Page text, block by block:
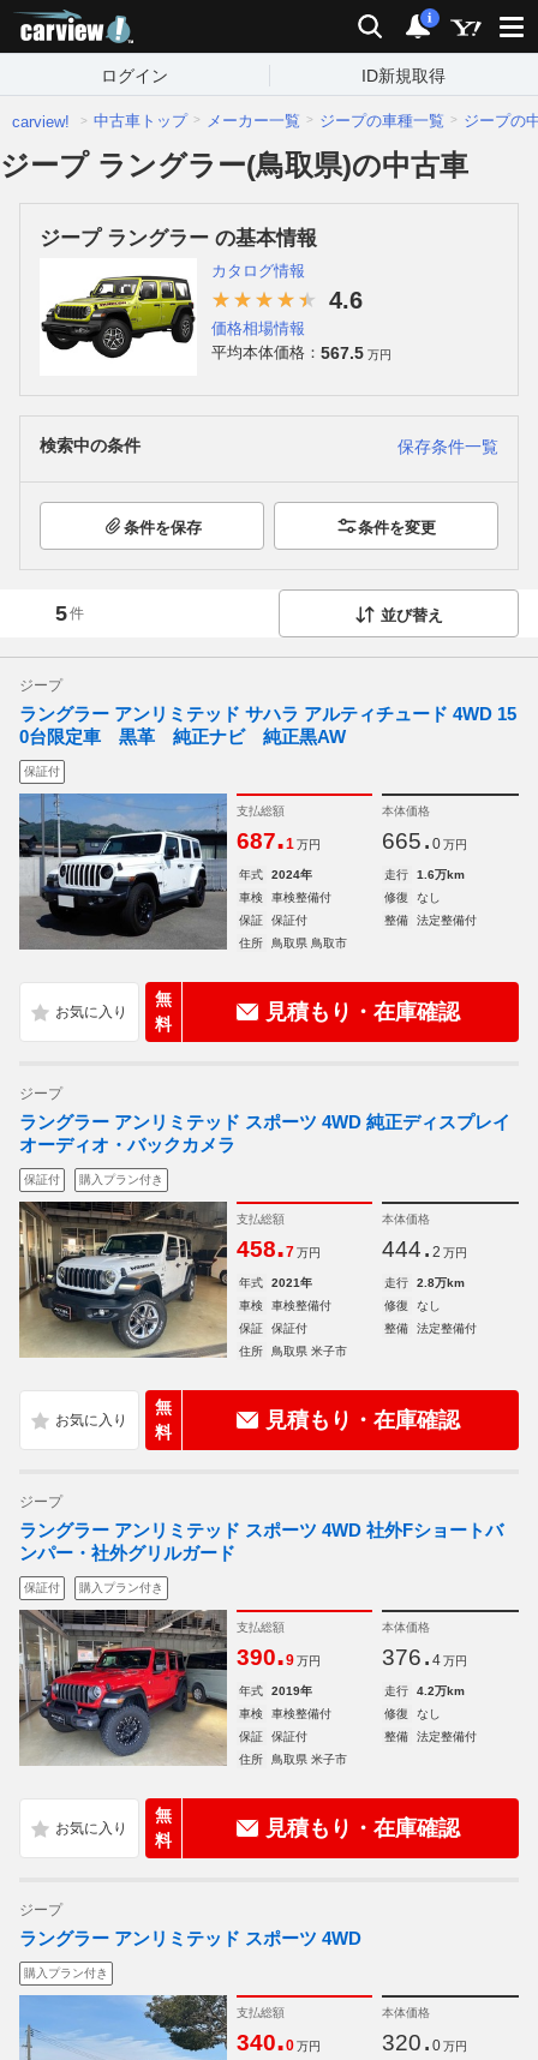
検索 通知
i
ログイン ID新規取得
carview! 中古車トップ メーカー一覧 ジープの車種一覧 ジープの
ジープ ラングラー(鳥取県)の中古車
ジープ ラングラー の基本情報
カタログ情報
4.6
価格相場情報
平均本体価格： 567.5 万円
検索中の条件 保存条件一覧
条件を保存 条件を変更
5件 並び替え
ジープ
ラングラー アンリミテッド サハラ アルティチュード 4WD 15
0台限定車 黒革 純正ナビ 純正黒AW
保証付
支払総額
687.1 万円
本体価格
665. 0 万円
年式 2024年 走行
1.6万km
車検
車検整備付 修復
なし
保証
保証付 整備
法定整備付
住所
鳥取県 鳥取市
無
料
見積もり・在庫確認
ジープ
ラングラー アンリミテッド スポーツ 4WD 純正ディスプレイ
オーディオ・バックカメラ
保証付 購入プラン付き
支払総額
458.7 万円
本体価格
444. 2 万円
年式 2021年 走行
2.8万km
車検
車検整備付 修復
なし
保証
保証付 整備
法定整備付
住所
鳥取県 米子市
無
料
見積もり・在庫確認
ジープ
ラングラー アンリミテッド スポーツ 4WD 社外Fショートバ
ンパー・社外グリルガード
保証付 購入プラン付き
支払総額
390.9 万円
本体価格
376. 4 万円
年式 2019年 走行
4.2万km
車検
車検整備付 修復
なし
保証
保証付 整備
法定整備付
住所
鳥取県 米子市
無
料
見積もり・在庫確認
ジープ
ラングラー アンリミテッド スポーツ 4WD
購入プラン付き
支払総額
340.0 万円
本体価格
320. 0 万円